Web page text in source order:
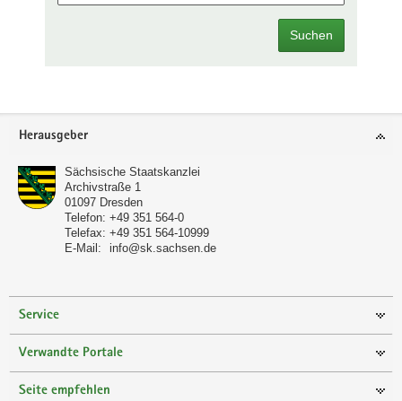
Suchen
Footer-
Herausgeber
Sächsische Staatskanzlei
Archivstraße 1
01097 Dresden
Telefon: +49 351 564-0
Telefax: +49 351 564-10999
E-Mail:
info@sk.sachsen.de
Service
Verwandte Portale
Seite empfehlen